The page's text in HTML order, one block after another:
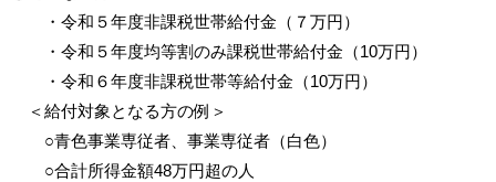
・令和５年度非課税世帯給付金（７万円）
・令和５年度均等割のみ課税世帯給付金（10万円）
・令和６年度非課税世帯等給付金（10万円）
＜給付対象となる方の例＞
○青色事業専従者、事業専従者（白色）
○合計所得金額48万円超の人